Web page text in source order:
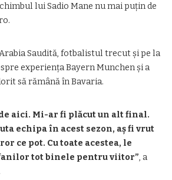
lui Sadio Mane nu mai puțin de
Saudită, fotbalistul trecut și pe la
experiența Bayern Munchen și a
să rămână în Bavaria.
de aici. Mi-ar fi plăcut un alt final.
echipa în acest sezon, aș fi vrut
ce pot. Cu toate acestea, le
tot binele pentru viitor”, a